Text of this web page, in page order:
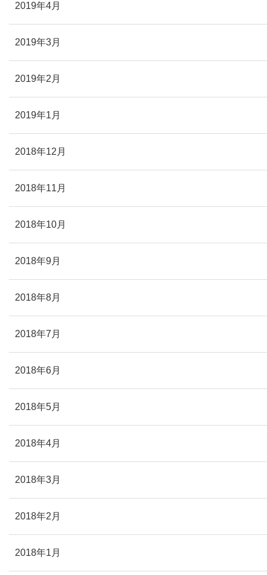
2019年4月
2019年3月
2019年2月
2019年1月
2018年12月
2018年11月
2018年10月
2018年9月
2018年8月
2018年7月
2018年6月
2018年5月
2018年4月
2018年3月
2018年2月
2018年1月